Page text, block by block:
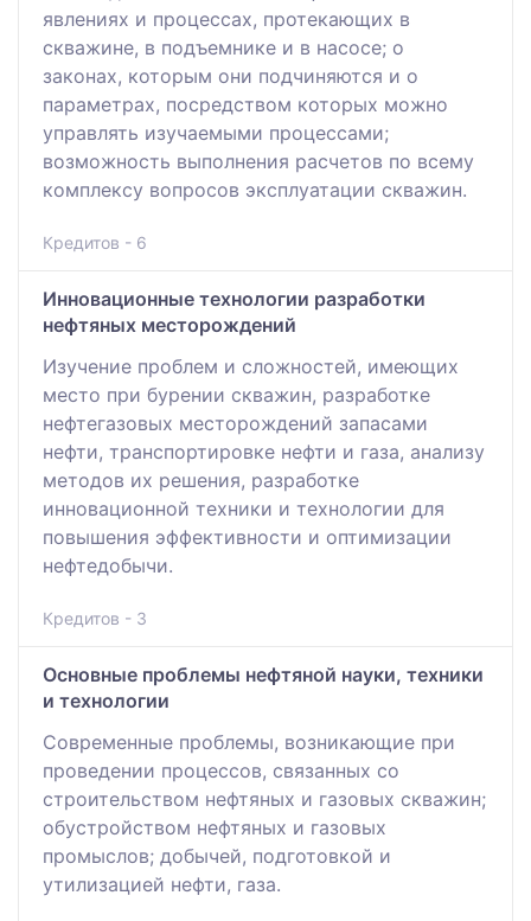
явлениях и процессах, протекающих в
скважине, в подъемнике и в насосе; о
законах, которым они подчиняются и о
параметрах, посредством которых можно
управлять изучаемыми процессами;
возможность выполнения расчетов по всему
комплексу вопросов эксплуатации скважин.
Кредитов - 6
Инновационные технологии разработки
нефтяных месторождений
Изучение проблем и сложностей, имеющих
место при бурении скважин, разработке
нефтегазовых месторождений запасами
нефти, транспортировке нефти и газа, анализу
методов их решения, разработке
инновационной техники и технологии для
повышения эффективности и оптимизации
нефтедобычи.
Кредитов - 3
Основные проблемы нефтяной науки, техники
и технологии
Современные проблемы, возникающие при
проведении процессов, связанных со
строительством нефтяных и газовых скважин;
обустройством нефтяных и газовых
промыслов; добычей, подготовкой и
утилизацией нефти, газа.